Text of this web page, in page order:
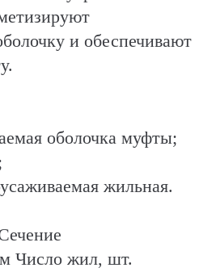
и обеспечивают
оболочка муфты;
жильная.
Число жил, шт.